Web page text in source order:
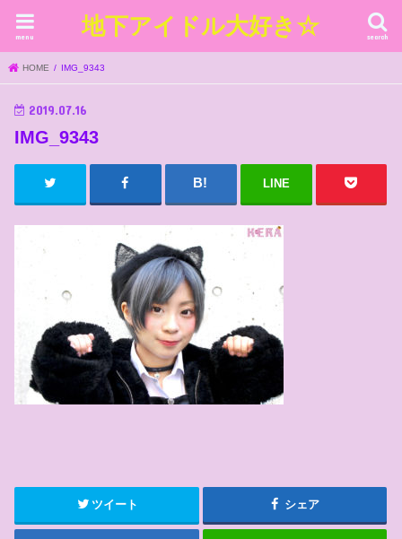
地下アイドル大好き☆ search
menu
HOME IMG_9343
2019.07.16
IMG_9343
LINE
ツイート シェア